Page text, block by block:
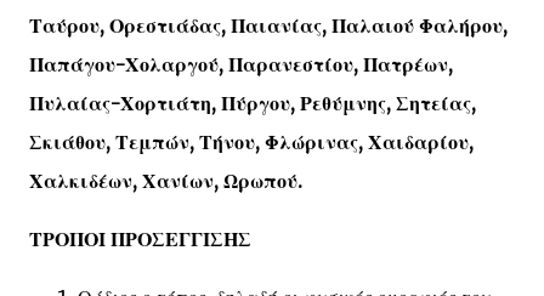
Ταύρου, Ορεστιάδας, Παιανίας, Παλαιού Φαλήρου,
Παπάγου-Χολαργού, Παρανεστίου, Πατρέων,
Πυλαίας-Χορτιάτη, Πύργου, Ρεθύμνης, Σητείας,
Σκιάθου, Τεμπών, Τήνου, Φλώρινας, Χαιδαρίου,
Χαλκιδέων, Χανίων, Ωρωπού.
ΤΡΟΠΟΙ ΠΡΟΣΕΓΓΙΣΗΣ